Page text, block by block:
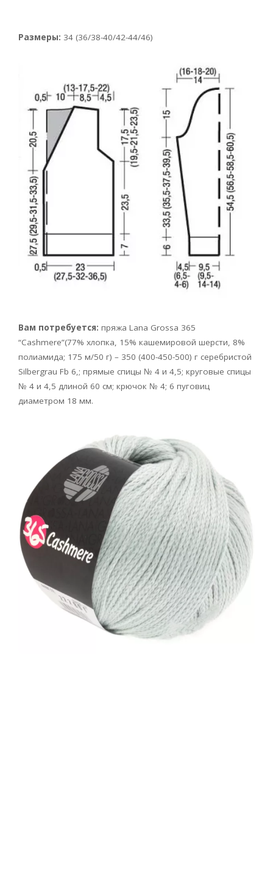
Размеры: 34 (36/38-40/42-44/46)
Вам потребуется: пряжа Lana Grossa 365
“Cashmere”(77% хлопка, 15% кашемировой шерсти, 8%
полиамида; 175 м/50 г) – 350 (400-450-500) г серебристой
Silbergrau Fb 6,; прямые спицы № 4 и 4,5; круговые спицы
№ 4 и 4,5 длиной 60 см; крючок № 4; 6 пуговиц
диаметром 18 мм.